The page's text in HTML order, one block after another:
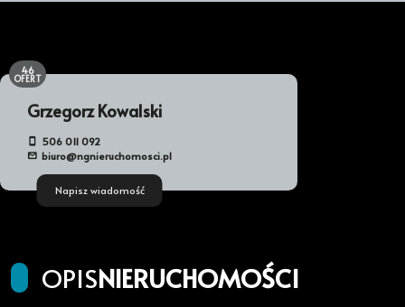
Grzegorz Kowalski
506 011 092
biuro@ngnieruchomosci.pl
Napisz wiadomość
46
OFERT
OPISNIERUCHOMOŚCI